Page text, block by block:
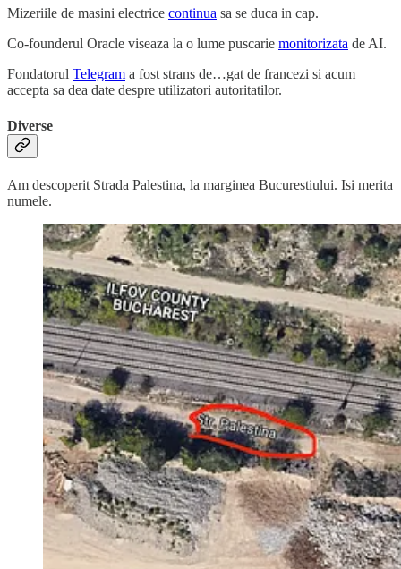
Mizeriile de masini electrice continua sa se duca in cap.
Co-founderul Oracle viseaza la o lume puscarie monitorizata de AI.
Fondatorul Telegram a fost strans de…gat de francezi si acum
accepta sa dea date despre utilizatori autoritatilor.
Diverse
Am descoperit Strada Palestina, la marginea Bucurestiului. Isi merita
numele.